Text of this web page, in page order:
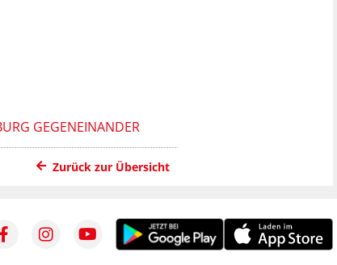
GEGENEINANDER
Zurück zur Übersicht